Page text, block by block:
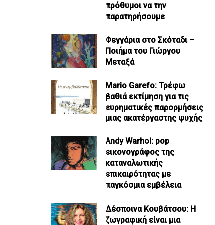
πρόθυμοι να την
παρατηρήσουμε
Φεγγάρια στο Σκόταδι –
Ποιήμα του Γιώργου
Μεταξά
Mario Garefo: Τρέφω
βαθιά εκτίμηση για τις
ευρηματικές παρορμήσεις
μιας ακατέργαστης ψυχής
Andy Warhol: pop
εικονογράφος της
καταναλωτικής
επικαιρότητας με
παγκόσμια εμβέλεια
Δέσποινα Κουβάτσου: Η
ζωγραφική είναι μια